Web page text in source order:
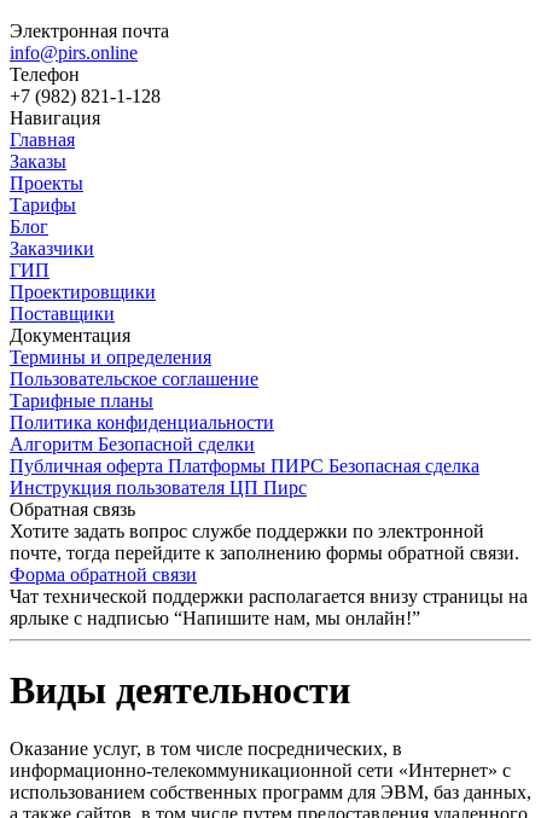
Электронная почта
info@pirs.online
Телефон
+7 (982) 821-1-128
Навигация
Главная
Заказы
Проекты
Тарифы
Блог
Заказчики
ГИП
Проектировщики
Поставщики
Документация
Термины и определения
Пользовательское соглашение
Тарифные планы
Политика конфиденциальности
Алгоритм Безопасной сделки
Публичная оферта Платформы ПИРС Безопасная сделка
Инструкция пользователя ЦП Пирс
Обратная связь
Хотите задать вопрос службе поддержки по электронной
почте, тогда перейдите к заполнению формы обратной связи.
Форма обратной связи
Чат технической поддержки располагается внизу страницы на
ярлыке с надписью “Напишите нам, мы онлайн!”
Виды деятельности
Оказание услуг, в том числе посреднических, в
информационно-телекоммуникационной сети «Интернет» с
использованием собственных программ для ЭВМ, баз данных,